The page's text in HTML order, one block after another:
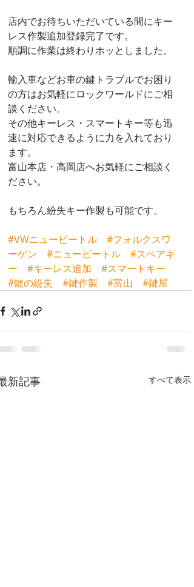
店内でお待ちいただいている間にキー
レス作製追加登録完了です。
順調に作業は終わりホッとしました。
輸入車などお車の鍵トラブルでお困り
の方はお気軽にロックワールドにご相
談ください。
その他キーレス・スマートキー等も迅
速に対応できるように力を入れており
ます。
富山本店・高岡店へお気軽にご相談く
ださい。
もちろん紛失キー作製も可能です。
#VWニュービートル
#フォルクスワ
ーゲン
#ニュービートル
#スペアキ
ー
#キーレス追加
#スマートキー
#鍵の紛失
#鍵作製 #富山 #鍵屋
新記事 すべて表示